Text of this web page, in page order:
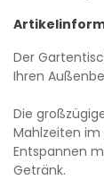
Der
Ihren
Die
Mahlzeiten
Entspannen
Getränk.